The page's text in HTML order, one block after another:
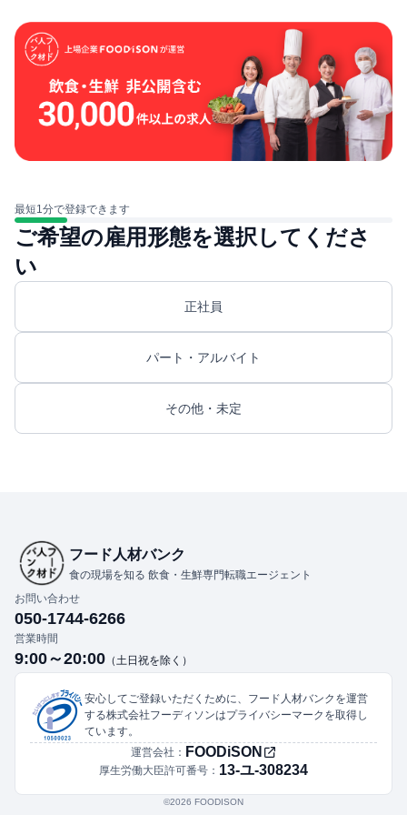
最短1分で登録できます
ご希望の雇用形態を選択してくださ
い
正社員
パート・アルバイト
その他・未定
フード人材バンク
食の現場を知る 飲食・生鮮専門転職エージェント
お問い合わせ
050-1744-6266
営業時間
9:00～20:00 （土日祝を除く）
安心してご登録いただくために、フード人材バンクを運営
する株式会社フーディソンはプライバシーマークを取得し
ています。
運営会社： FOODiSON
厚生労働大臣許可番号： 13-ユ-308234
©︎2026 FOODISON